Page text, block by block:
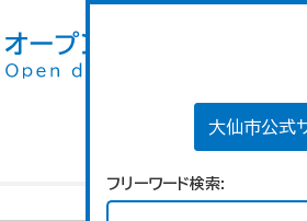
大仙市公式
フリーワード検索